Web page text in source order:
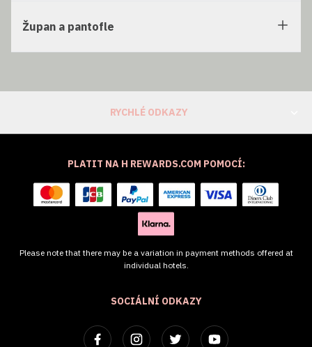
Župan a pantofle
RYCHLÉ ODKAZY
SOCIÁLNÍ ODKAZY
PLATIT NA H REWARDS.COM POMOCÍ:
Please note that there may be a variation in payment methods offered at
individual hotels.